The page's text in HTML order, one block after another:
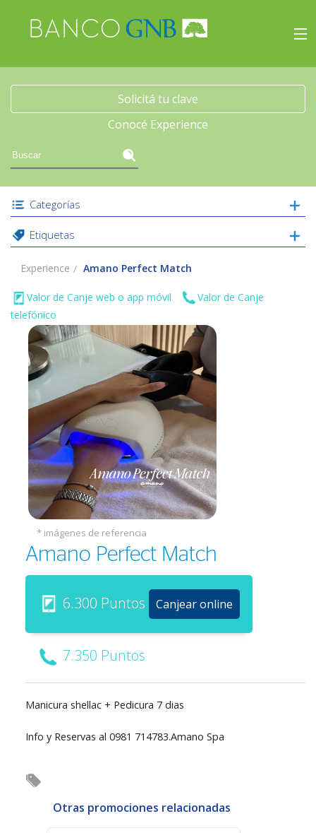
Beneficios
Experience
Acceso
Solicitá tu clave
Conocé Experience
Categorías
Etiquetas
Experience Amano Perfect Match
Valor de Canje web o app móvil
Valor de Canje
telefónico
* imágenes de referencia
Amano Perfect Match
6.300 Puntos Canjear online
7.350 Puntos
Manicura shellac + Pedicura 7 dias
Info y Reservas al 0981 714783.Amano Spa
Otras promociones relacionadas